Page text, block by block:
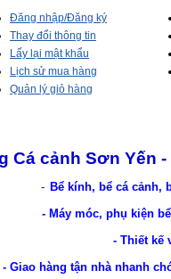
Đăng nhập/Đăng ký
Thay đổi thông tin
Lấy lại mật khẩu
Lịch sử mua hàng
Quản lý giỏ hàng
Cá cảnh Sơn Yến
Bể kính, bể cá cảnh,
- Máy móc, phụ kiện
- Thiết kế
nhanh chóng. Cá